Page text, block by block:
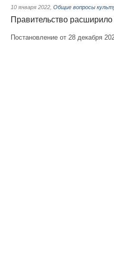
10 января 2022 Общие вопросы
Правительство
Постановление от 28 декабря